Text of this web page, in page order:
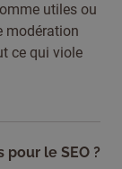
utiles ou
modération
ce qui viole
le SEO ?